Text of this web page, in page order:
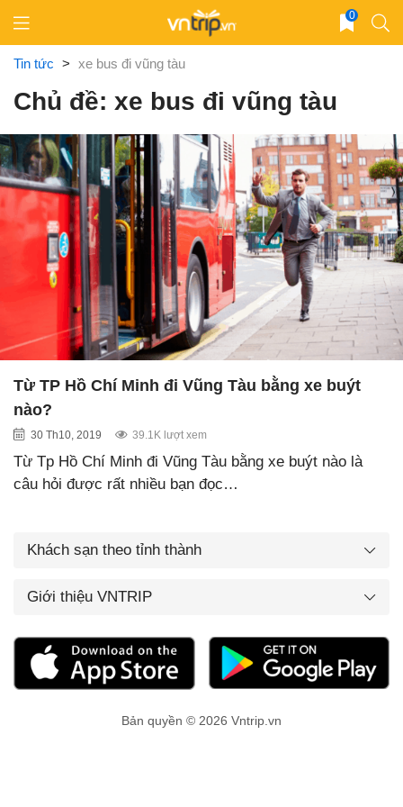
content
0
Tin tức > xe bus đi vũng tàu
Chủ đề: xe bus đi vũng tàu
Từ TP Hồ Chí Minh đi Vũng Tàu bằng xe buýt
nào?
30 Th10, 2019 39.1K lượt xem
Từ Tp Hồ Chí Minh đi Vũng Tàu bằng xe buýt nào là
câu hỏi được rất nhiều bạn đọc…
Khách sạn theo tỉnh thành
Giới thiệu VNTRIP
Bản quyền © 2026 Vntrip.vn